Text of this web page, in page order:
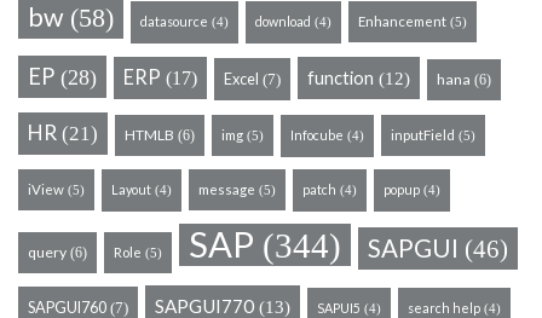
bw(58) datasource (4) download (4) Enhancement (5)
EP (28) ERP (17) Excel (7) function (12) hana (6)
HR (21) HTMLB (6) img (5) Infocube (4) inputField (5)
iView (5) Layout (4) message (5) patch (4) popup (4)
query (6) Role (5) SAP (344) SAPGUI (46)
SAPGUI760 (7) SAPGUI770 (13) SAPUI5 (4) search help (4)